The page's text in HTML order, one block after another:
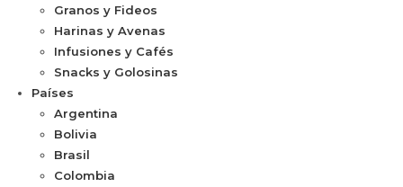
Granos y Fideos
Harinas y Avenas
Infusiones y Cafés
Snacks y Golosinas
Países
Argentina
Bolivia
Brasil
Colombia